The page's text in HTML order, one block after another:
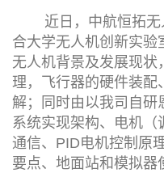
近日，中航恒拓无
合大学无人机创新实
无人机背景及发展现状
理，飞行器的硬件装配
解；同时由以我司自研
系统实现架构、电机
通信、PID电机控制原
要点、地面站和模拟器